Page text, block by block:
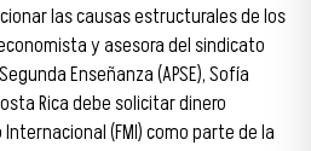
las causas estructurales de los
y asesora del sindicato
Enseñanza (APSE), Sofía
Rica debe solicitar dinero
(FMI) como parte de la